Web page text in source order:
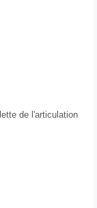
de l'articulation